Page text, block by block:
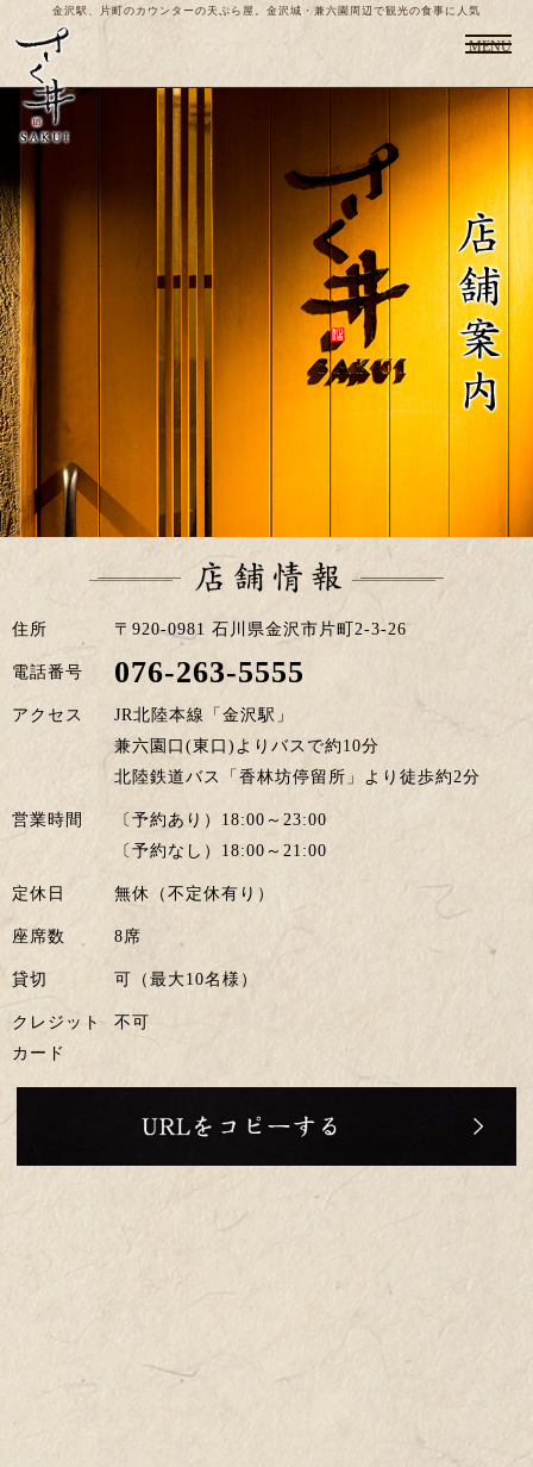
金沢駅、片町のカウンターの天ぷら屋。金沢城・兼六園周辺で観光の食事に人気
MENU
住所 〒920-0981 石川県金沢市片町2-3-26
電話番号 076-263-5555
アクセス
JR北陸本線「金沢駅」
兼六園口(東口)よりバスで約10分
北陸鉄道バス「香林坊停留所」より徒歩約2分
営業時間
〔予約あり）18:00～23:00
〔予約なし）18:00～21:00
定休日 無休（不定休有り）
座席数 8席
貸切 可（最大10名様）
クレジット
カード
不可